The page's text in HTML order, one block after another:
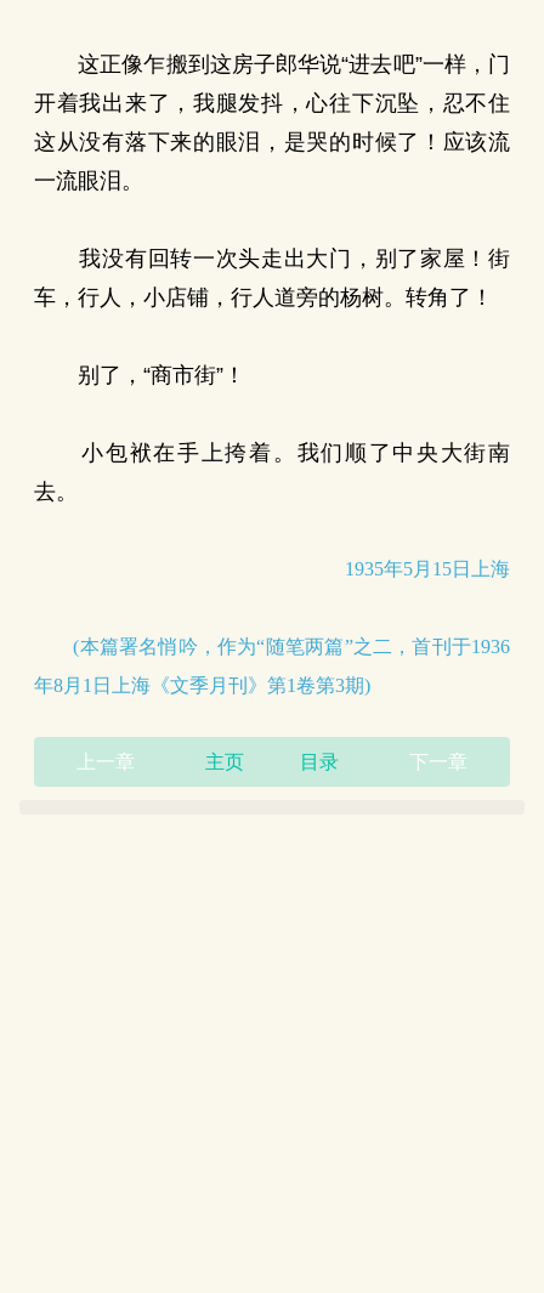
这正像乍搬到这房子郎华说“进去吧”一样，门
开着我出来了，我腿发抖，心往下沉坠，忍不住
这从没有落下来的眼泪，是哭的时候了！应该流
一流眼泪。
我没有回转一次头走出大门，别了家屋！街
车，行人，小店铺，行人道旁的杨树。转角了！
别了，“商市街”！
小包袱在手上挎着。我们顺了中央大街南
去。
1935年5月15日上海
(本篇署名悄吟，作为“随笔两篇”之二，首刊于1936
年8月1日上海《文季月刊》第1卷第3期)
上一章 主页 目录 下一章